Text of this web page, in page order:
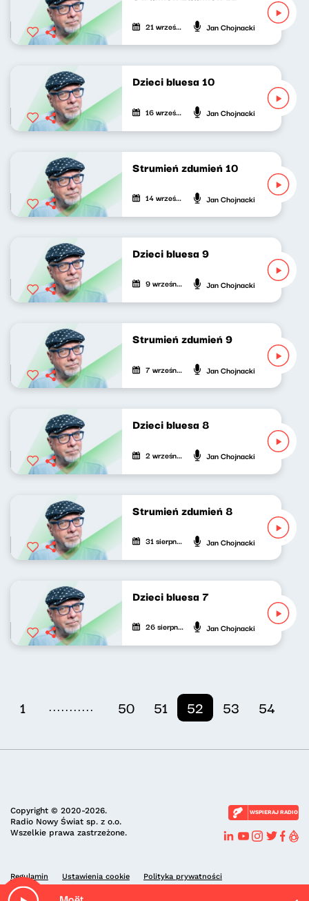
21 września 2020 Jan Chojnacki
Dzieci bluesa 10
16 września 2020 Jan Chojnacki
Strumień zdumień 10
14 września 2020 Jan Chojnacki
Dzieci bluesa 9
9 września 2020 Jan Chojnacki
Strumień zdumień 9
7 września 2020 Jan Chojnacki
Dzieci bluesa 8
2 września 2020 Jan Chojnacki
Strumień zdumień 8
31 sierpnia 2020 Jan Chojnacki
Dzieci bluesa 7
26 sierpnia 2020 Jan Chojnacki
1 ........... 50 51 52 53 54
Copyright © 2020-2026.
Radio Nowy Świat sp. z o.o.
Wszelkie prawa zastrzeżone.
WSPIERAJ RADIO
Regulamin Ustawienia cookie Polityka prywatności